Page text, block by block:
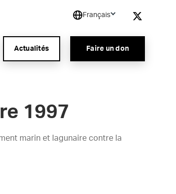
Français
Actualités Faire un don
1997
marin et lagunaire contre la